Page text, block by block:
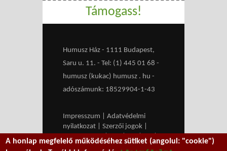
Támogass!
Humusz Ház - 1111 Budapest,
Saru u. 11. - Tel: (1) 445 01 68 -
humusz (kukac) humusz . hu -
adószámunk: 18529904-1-43
Impresszum
Adatvédelmi
nyilatkozat
Szerzői jogok
Médiaajánlat
RSS HU| EN
A honlap megfelelő működéséhez sütiket (angolul: "cookie")